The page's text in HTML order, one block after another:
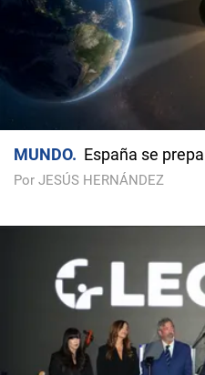
MUNDO España se
Por JESÚS HERNÁNDEZ